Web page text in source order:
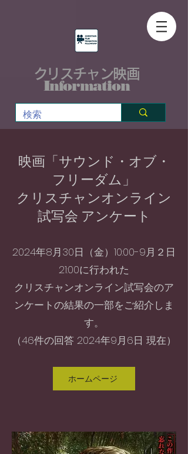
クリスチャン映画
Information
映画「サウンド・オブ・
フリーダム」
クリスチャンオンライン
試写会 アンケート
2024年8月30日（金）10:00-9月２日
21:00に行われた
クリスチャンオンライン試写会のア
ンケートの結果の一部をご紹介しま
す。
​（46件の回答 2024年9月6日 現在）
ホームページ